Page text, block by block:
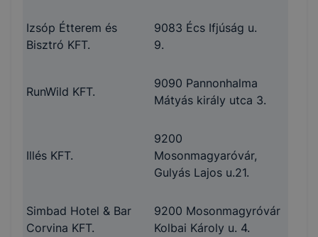
Izsóp Étterem és
Bisztró KFT.
9083 Écs Ifjúság u.
9.
RunWild KFT.
9090 Pannonhalma
Mátyás király utca 3.
Illés KFT.
9200
Mosonmagyaróvár,
Gulyás Lajos u.21.
Simbad Hotel & Bar
Corvina KFT.
9200 Mosonmagyróvár
Kolbai Károly u. 4.